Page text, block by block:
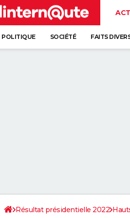
POLITIQUE SOCIÉTÉ FAITS
Résultat présidentielle 2022